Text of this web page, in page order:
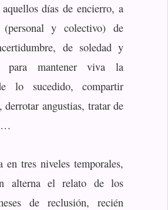
días de encierro, a
y colectivo) de
de soledad y
para mantener viva la
lo sucedido, compartir
derrotar angustias, tratar de
en tres niveles temporales,
alterna el relato de los
de reclusión, recién